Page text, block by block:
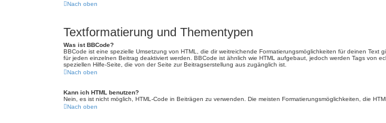
Nach oben
Textformatierung und Thementypen
Was ist BBCode?
BBCode ist eine spezielle Umsetzung von HTML, die dir weitreichende Formatierungsmöglichkeiten für deinen
für jeden einzelnen Beitrag deaktiviert werden. BBCode ist ähnlich wie HTML aufgebaut, jedoch werden Tags von
speziellen Hilfe-Seite, die von der Seite zur Beitragserstellung aus zugänglich ist.
Nach oben
Kann ich HTML benutzen?
Nein, es ist nicht möglich, HTML-Code in Beiträgen zu verwenden. Die meisten Formatierungsmöglichkeiten, die
Nach oben